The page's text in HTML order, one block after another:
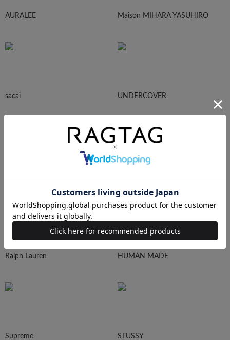
AURALEE Maison MIHARA YASUHIRO
sacai UNDERCOVER
N.HOOLYWOOD Needles
Ralph Lauren HUMAN MADE
Supreme STUSSY